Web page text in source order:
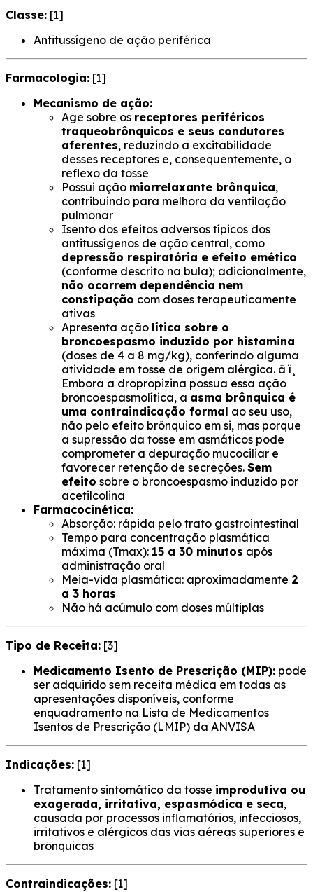
Classe: [1]
Antitussígeno de ação periférica
Farmacologia: [1]
Mecanismo de ação:
Age sobre os receptores periféricos
traqueobrônquicos e seus condutores
aferentes, reduzindo a excitabilidade
desses receptores e, consequentemente, o
reflexo da tosse
Possui ação miorrelaxante brônquica,
contribuindo para melhora da ventilação
pulmonar
Isento dos efeitos adversos típicos dos
antitussígenos de ação central, como
depressão respiratória e efeito emético
(conforme descrito na bula); adicionalmente,
não ocorrem dependência nem
constipação com doses terapeuticamente
ativas
Apresenta ação lítica sobre o
broncoespasmo induzido por histamina
(doses de 4 a 8 mg/kg), conferindo alguma
atividade em tosse de origem alérgica. â ï¸
Embora a dropropizina possua essa ação
broncoespasmolítica, a asma brônquica é
uma contraindicação formal ao seu uso,
não pelo efeito brônquico em si, mas porque
a supressão da tosse em asmáticos pode
comprometer a depuração mucociliar e
favorecer retenção de secreções. Sem
efeito sobre o broncoespasmo induzido por
acetilcolina
Farmacocinética:
Absorção: rápida pelo trato gastrointestinal
Tempo para concentração plasmática
máxima (Tmax): 15 a 30 minutos após
administração oral
Meia-vida plasmática: aproximadamente 2
a 3 horas
Não há acúmulo com doses múltiplas
Tipo de Receita: [3]
Medicamento Isento de Prescrição (MIP): pode
ser adquirido sem receita médica em todas as
apresentações disponíveis, conforme
enquadramento na Lista de Medicamentos
Isentos de Prescrição (LMIP) da ANVISA
Indicações: [1]
Tratamento sintomático da tosse improdutiva ou
exagerada, irritativa, espasmódica e seca,
causada por processos inflamatórios, infecciosos,
irritativos e alérgicos das vias aéreas superiores e
brônquicas
Contraindicações: [1]